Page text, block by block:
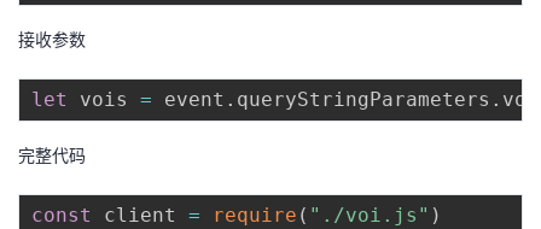
接收参数
let vois = event . queryStringParameters .
完整代码
const client = require ( "./voi.js" )